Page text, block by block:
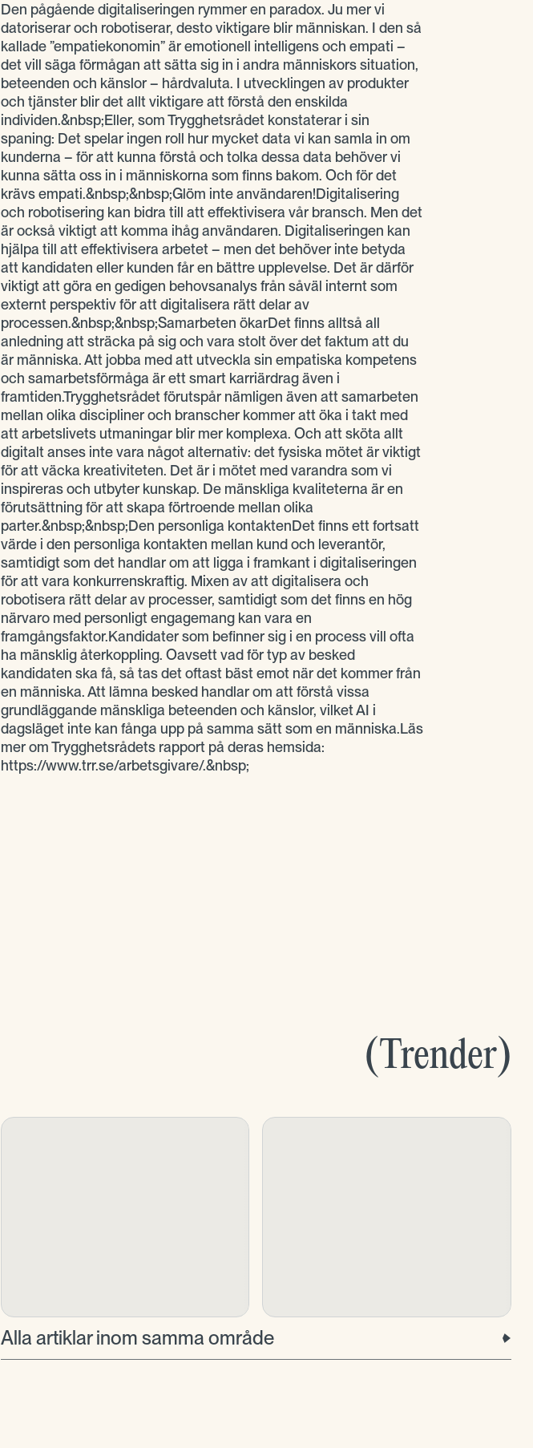
Den pågående digitaliseringen rymmer en paradox. Ju mer vi
datoriserar och robotiserar, desto viktigare blir människan. I den så
kallade ”empatiekonomin” är emotionell intelligens och empati –
det vill säga förmågan att sätta sig in i andra människors situation,
beteenden och känslor – hårdvaluta. I utvecklingen av produkter
och tjänster blir det allt viktigare att förstå den enskilda
individen.&nbsp;Eller, som Trygghetsrådet konstaterar i sin
spaning: Det spelar ingen roll hur mycket data vi kan samla in om
kunderna – för att kunna förstå och tolka dessa data behöver vi
kunna sätta oss in i människorna som finns bakom. Och för det
krävs empati.&nbsp;&nbsp;Glöm inte användaren!Digitalisering
och robotisering kan bidra till att effektivisera vår bransch. Men det
är också viktigt att komma ihåg användaren. Digitaliseringen kan
hjälpa till att effektivisera arbetet – men det behöver inte betyda
att kandidaten eller kunden får en bättre upplevelse. Det är därför
viktigt att göra en gedigen behovsanalys från såväl internt som
externt perspektiv för att digitalisera rätt delar av
processen.&nbsp;&nbsp;Samarbeten ökarDet finns alltså all
anledning att sträcka på sig och vara stolt över det faktum att du
är människa. Att jobba med att utveckla sin empatiska kompetens
och samarbetsförmåga är ett smart karriärdrag även i
framtiden.Trygghetsrådet förutspår nämligen även att samarbeten
mellan olika discipliner och branscher kommer att öka i takt med
att arbetslivets utmaningar blir mer komplexa. Och att sköta allt
digitalt anses inte vara något alternativ: det fysiska mötet är viktigt
för att väcka kreativiteten. Det är i mötet med varandra som vi
inspireras och utbyter kunskap. De mänskliga kvaliteterna är en
förutsättning för att skapa förtroende mellan olika
parter.&nbsp;&nbsp;Den personliga kontaktenDet finns ett fortsatt
värde i den personliga kontakten mellan kund och leverantör,
samtidigt som det handlar om att ligga i framkant i digitaliseringen
för att vara konkurrenskraftig. Mixen av att digitalisera och
robotisera rätt delar av processer, samtidigt som det finns en hög
närvaro med personligt engagemang kan vara en
framgångsfaktor.Kandidater som befinner sig i en process vill ofta
ha mänsklig återkoppling. Oavsett vad för typ av besked
kandidaten ska få, så tas det oftast bäst emot när det kommer från
en människa. Att lämna besked handlar om att förstå vissa
grundläggande mänskliga beteenden och känslor, vilket AI i
dagsläget inte kan fånga upp på samma sätt som en människa.Läs
mer om Trygghetsrådets rapport på deras hemsida:
https://www.trr.se/arbetsgivare/.&nbsp;
(Trender)
Alla artiklar inom samma område